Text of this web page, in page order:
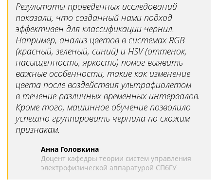
Результаты проведенных исследований
показали, что созданный нами подход
эффективен для классификации чернил.
Например, анализ цветов в системах RGB
(красный, зеленый, синий) и HSV (оттенок,
насыщенность, яркость) помог выявить
важные особенности, такие как изменение
цвета после воздействия ультрафиолетом
в течение различных временных интервалов.
Кроме того, машинное обучение позволило
успешно группировать чернила по схожим
признакам.
Анна Головкина
Доцент кафедры теории систем управления
электрофизической аппаратурой СПбГУ